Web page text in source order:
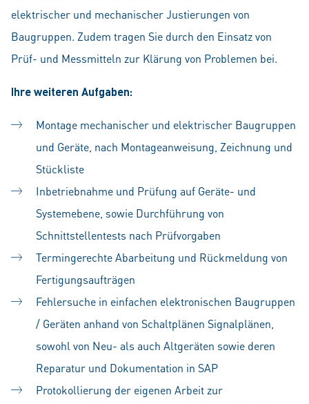
elektrischer und mechanischer Justierungen von
Baugruppen. Zudem tragen Sie durch den Einsatz von
Prüf- und Messmitteln zur Klärung von Problemen bei.
Ihre weiteren Aufgaben:
Montage mechanischer und elektrischer Baugruppen
und Geräte, nach Montageanweisung, Zeichnung und
Stückliste
Inbetriebnahme und Prüfung auf Geräte- und
Systemebene, sowie Durchführung von
Schnittstellentests nach Prüfvorgaben
Termingerechte Abarbeitung und Rückmeldung von
Fertigungsaufträgen
Fehlersuche in einfachen elektronischen Baugruppen
/ Geräten anhand von Schaltplänen Signalplänen,
sowohl von Neu- als auch Altgeräten sowie deren
Reparatur und Dokumentation in SAP
Protokollierung der eigenen Arbeit zur